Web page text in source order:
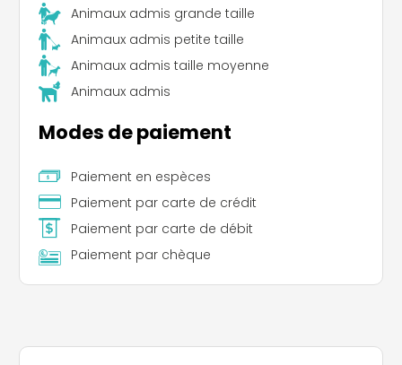
Animaux admis grande taille
Animaux admis petite taille
Animaux admis taille moyenne
Animaux admis
Modes de paiement
Paiement en espèces
Paiement par carte de crédit
Paiement par carte de débit
Paiement par chèque